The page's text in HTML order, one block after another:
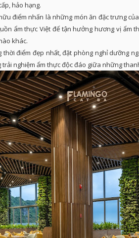
hảo hạng.
điểm nhấn là những món ăn đặc trưng
ẩm thực Việt để tận hưởng hương vị ẩm
khác.
thời điểm đẹp nhất, đặt phòng nghỉ dưỡng
nghiệm ẩm thực độc đáo giữa những